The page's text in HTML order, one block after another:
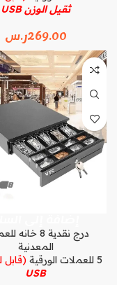
ثقيل الوزن USB
269.00ر.س
درج نقدية 8
المعدنية
5 للعملات الورقية
(قابل
USB